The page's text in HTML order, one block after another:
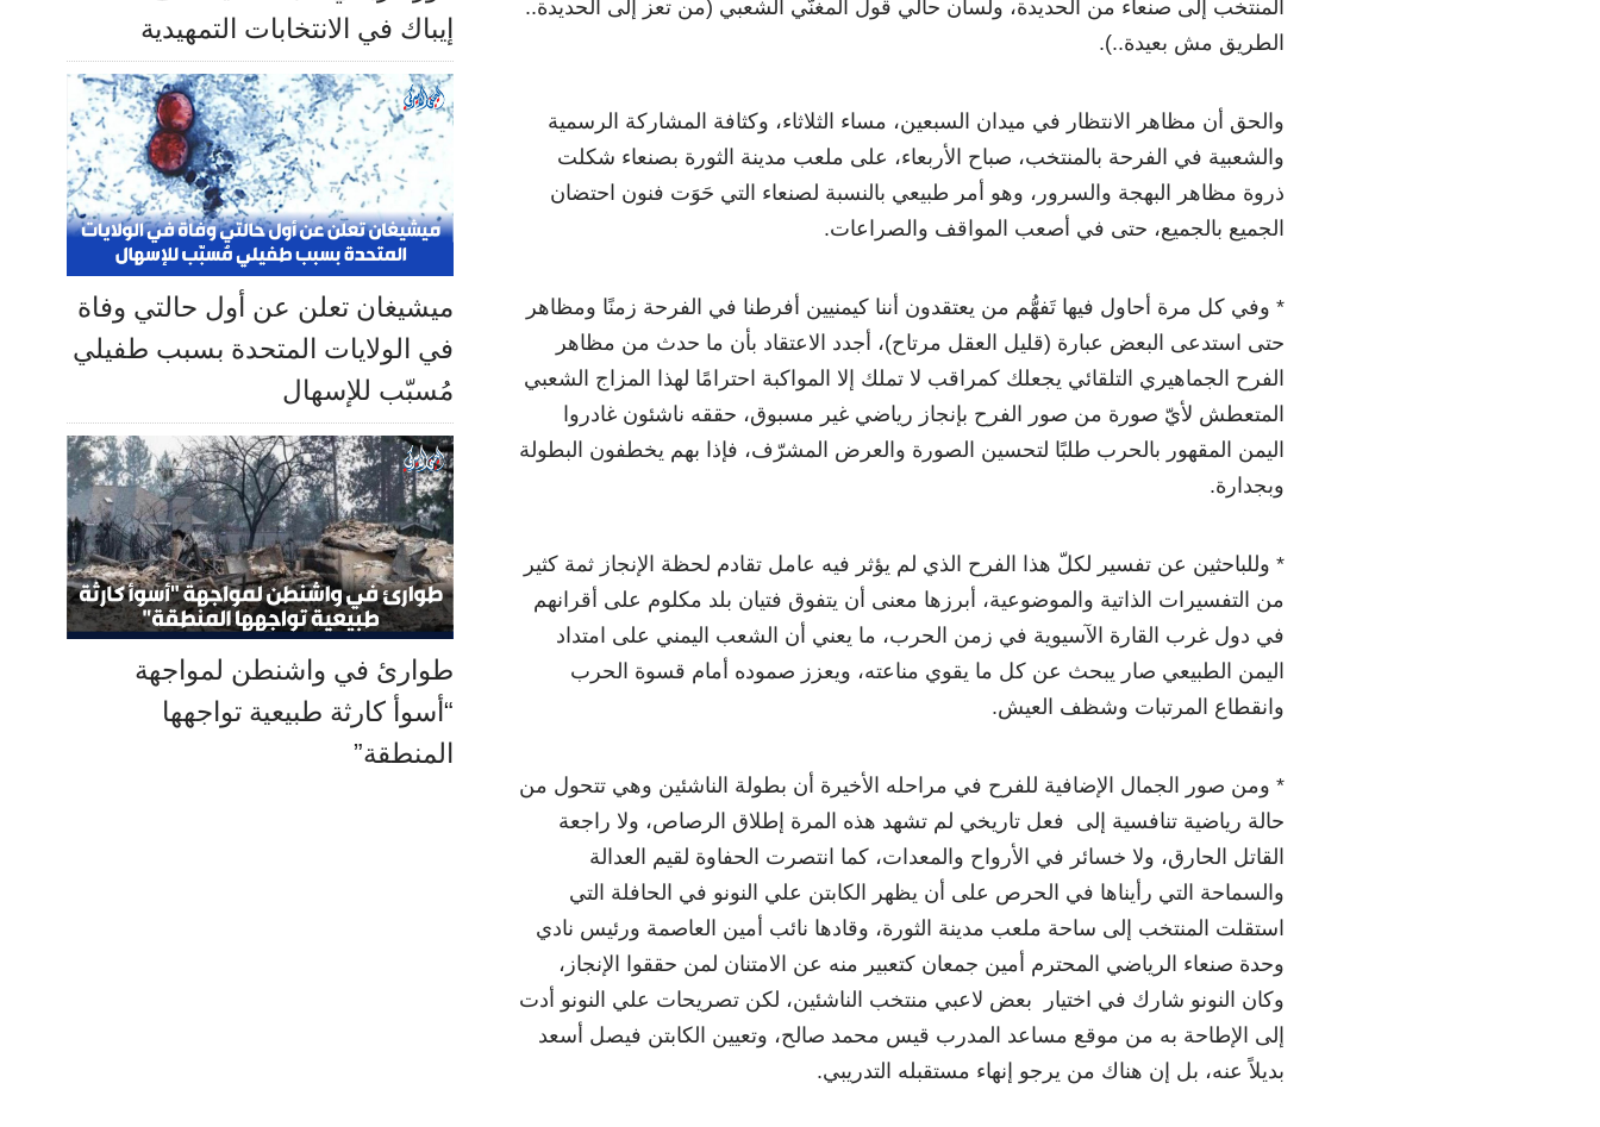
المنتخب إلى صنعاء من الحديدة، ولسان حالي قول المغنّي الشعبي (من تعز إلى الحديدة..
الطريق مش بعيدة..).
والحق أن مظاهر الانتظار في ميدان السبعين، مساء الثلاثاء، وكثافة المشاركة الرسمية
والشعبية في الفرحة بالمنتخب، صباح الأربعاء، على ملعب مدينة الثورة بصنعاء شكلت
ذروة مظاهر البهجة والسرور، وهو أمر طبيعي بالنسبة لصنعاء التي حَوَت فنون احتضان
الجميع بالجميع، حتى في أصعب المواقف والصراعات.
* وفي كل مرة أحاول فيها تَفهُّم من يعتقدون أننا كيمنيين أفرطنا في الفرحة زمنًا ومظاهر
حتى استدعى البعض عبارة (قليل العقل مرتاح)، أجدد الاعتقاد بأن ما حدث من مظاهر
الفرح الجماهيري التلقائي يجعلك كمراقب لا تملك إلا المواكبة احترامًا لهذا المزاج الشعبي
المتعطش لأيّ صورة من صور الفرح بإنجاز رياضي غير مسبوق، حققه ناشئون غادروا
اليمن المقهور بالحرب طلبًا لتحسين الصورة والعرض المشرّف، فإذا بهم يخطفون البطولة
وبجدارة.
* وللباحثين عن تفسير لكلّ هذا الفرح الذي لم يؤثر فيه عامل تقادم لحظة الإنجاز ثمة كثير
من التفسيرات الذاتية والموضوعية، أبرزها معنى أن يتفوق فتيان بلد مكلوم على أقرانهم
في دول غرب القارة الآسيوية في زمن الحرب، ما يعني أن الشعب اليمني على امتداد
اليمن الطبيعي صار يبحث عن كل ما يقوي مناعته، ويعزز صموده أمام قسوة الحرب
وانقطاع المرتبات وشظف العيش.
* ومن صور الجمال الإضافية للفرح في مراحله الأخيرة أن بطولة الناشئين وهي تتحول من
حالة رياضية تنافسية إلى فعل تاريخي لم تشهد هذه المرة إطلاق الرصاص، ولا راجعة
القاتل الحارق، ولا خسائر في الأرواح والمعدات، كما انتصرت الحفاوة لقيم العدالة
والسماحة التي رأيناها في الحرص على أن يظهر الكابتن علي النونو في الحافلة التي
استقلت المنتخب إلى ساحة ملعب مدينة الثورة، وقادها نائب أمين العاصمة ورئيس نادي
وحدة صنعاء الرياضي المحترم أمين جمعان كتعبير منه عن الامتنان لمن حققوا الإنجاز،
وكان النونو شارك في اختيار بعض لاعبي منتخب الناشئين، لكن تصريحات علي النونو أدت
إلى الإطاحة به من موقع مساعد المدرب قيس محمد صالح، وتعيين الكابتن فيصل أسعد
بديلاً عنه، بل إن هناك من يرجو إنهاء مستقبله التدريبي.
إيباك في الانتخابات التمهيدية
ميشيغان تعلن عن أول حالتي وفاة
في الولايات المتحدة بسبب طفيلي
مُسبّب للإسهال
طوارئ في واشنطن لمواجهة
“أسوأ كارثة طبيعية تواجهها
المنطقة”